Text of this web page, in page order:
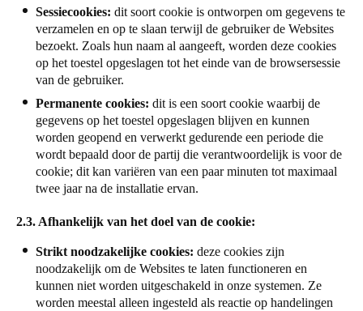
Sessiecookies: dit soort cookie is ontworpen om gegevens te
verzamelen en op te slaan terwijl de gebruiker de Websites
bezoekt. Zoals hun naam al aangeeft, worden deze cookies
op het toestel opgeslagen tot het einde van de browsersessie
van de gebruiker.
Permanente cookies: dit is een soort cookie waarbij de
gegevens op het toestel opgeslagen blijven en kunnen
worden geopend en verwerkt gedurende een periode die
wordt bepaald door de partij die verantwoordelijk is voor de
cookie; dit kan variëren van een paar minuten tot maximaal
twee jaar na de installatie ervan.
2.3. Afhankelijk van het doel van de cookie:
Strikt noodzakelijke cookies: deze cookies zijn
noodzakelijk om de Websites te laten functioneren en
kunnen niet worden uitgeschakeld in onze systemen. Ze
worden meestal alleen ingesteld als reactie op handelingen